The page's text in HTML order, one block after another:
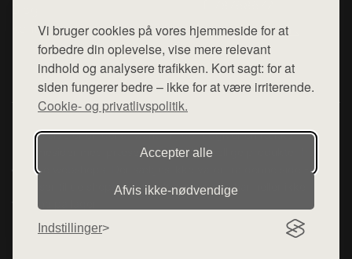
Vi bruger cookies på vores hjemmeside for at
forbedre din oplevelse, vise mere relevant
indhold og analysere trafikken. Kort sagt: for at
siden fungerer bedre – ikke for at være irriterende.
Cookie- og privatlivspolitik.
Accepter alle
Afvis ikke‑nødvendige
Indstillinger
Kontakt
Mail:hej@want.dk
Cookie- og privatlivspolitik
Denne side er en del af want.dk, der udgiver en række
hjemmesider med præsentation af forskellige produkter fra
diverse webshops. Der sælges ikke varer fra denne side - vi
henviser til de shops, som sælger varen. Vi har heller ikke
varerne på lager.
© 2026 kompetencecenter-silkeborg.dk. Alle rettigheder